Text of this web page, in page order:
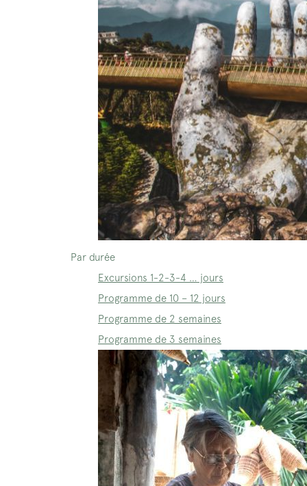
Par durée
Excursions 1-2-3-4 … jours
Programme de 10 – 12 jours
Programme de 2 semaines
Programme de 3 semaines